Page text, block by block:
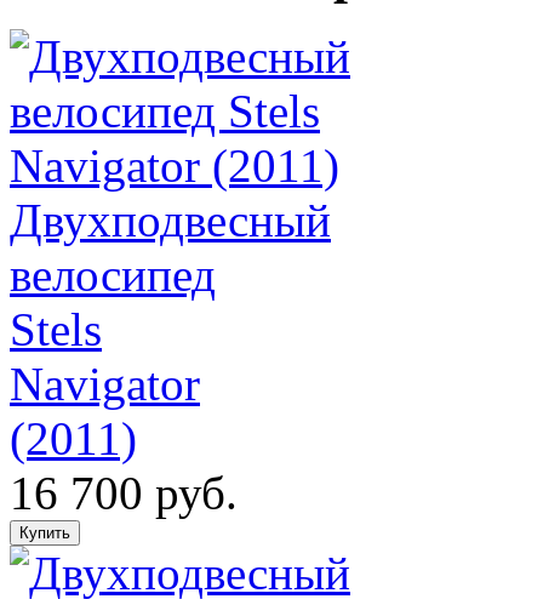
Двухподвесный
велосипед
Stels
Navigator
(2011)
16 700 руб.